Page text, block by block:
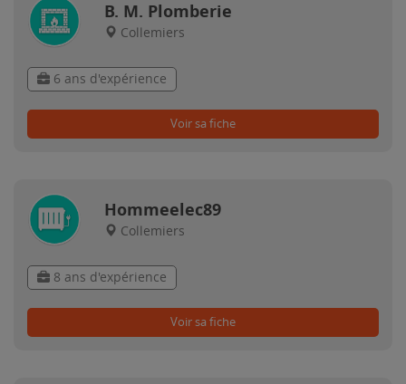
B. M. Plomberie
Collemiers
6 ans d'expérience
Voir sa fiche
Hommeelec89
Collemiers
8 ans d'expérience
Voir sa fiche